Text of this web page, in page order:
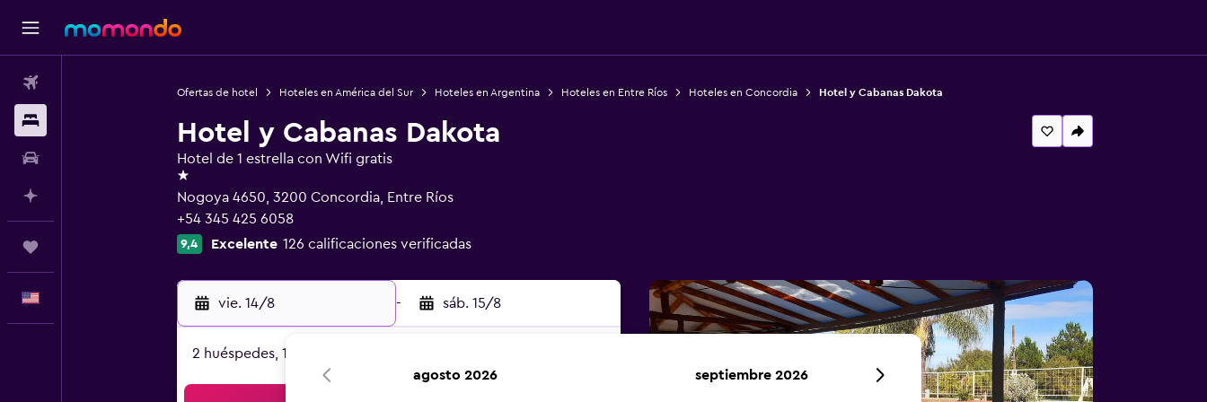
Ofertas de hotel Hoteles en América del Sur Hoteles en Argentina Hoteles en Entre Ríos Hoteles en Concordia Hotel y Cabanas Dakota
Hotel y Cabanas Dakota
Hotel de 1 estrella con Wifi gratis
1 estrella
Nogoya 4650, 3200 Concordia, Entre Ríos
+54 345 425 6058
9,4 Excelente 126 calificaciones verificadas
vie. 14/8 - sáb. 15/8
2 huéspedes, 1 habitación
agosto 2026 septiembre 2026